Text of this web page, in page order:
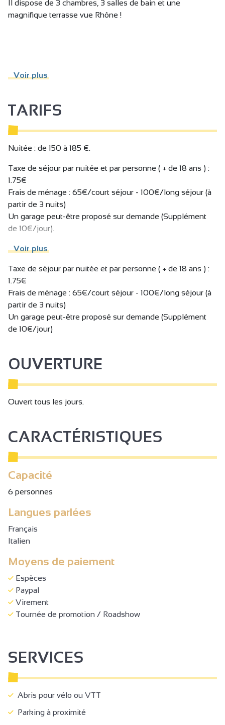
Il dispose de 3 chambres, 3 salles de bain et une
magnifique terrasse vue Rhône !
. Chacun pourra profiter de son intimité, grâce à ses 3
La pièce de vie est accueillante, spacieuse et baignée de
lumière.
La cuisine ouverte comprend tout l’équipement nécessaire
pour un séjour agréable.
proximité.
Gare de Tain l’Hermitage à 5 mn à pied.
Parking privé sur demande selon disponibilité.
Possibilité de réserver l'ensemble des appartements (16
pers - 8 ch doubles)
Voir plus
TARIFS
Nuitée : de 150 à 185 €.
Taxe de séjour par nuitée et par personne ( + de 18 ans ) :
1.75€
Frais de ménage : 65€/court séjour - 100€/long séjour (à
partir de 3 nuits)
Un garage peut-être proposé sur demande (Supplément
de 10€/jour).
Taxe de séjour non incluse.
Voir plus
Taxe de séjour par nuitée et par personne ( + de 18 ans ) :
1.75€
Frais de ménage : 65€/court séjour - 100€/long séjour (à
partir de 3 nuits)
Un garage peut-être proposé sur demande (Supplément
de 10€/jour)
OUVERTURE
Ouvert tous les jours.
CARACTÉRISTIQUES
Capacité
6 personnes
Langues parlées
Français
Italien
Moyens de paiement
Espèces
Paypal
Virement
Tournée de promotion / Roadshow
SERVICES
Abris pour vélo ou VTT
Parking à proximité